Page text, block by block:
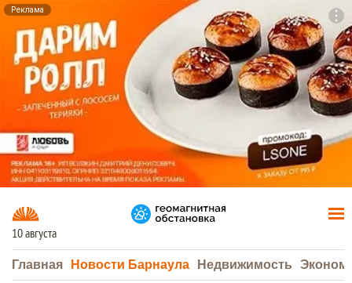
Реклама
10 августа
Главная Новости Барнаула Недвижимость